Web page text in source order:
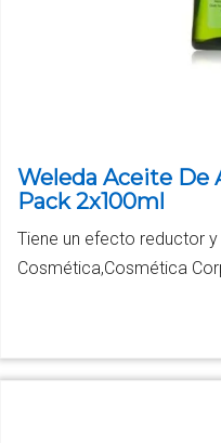
Weleda Aceite
Pack 2x100ml
Tiene un efecto reductor
Cosmética,Cosmética